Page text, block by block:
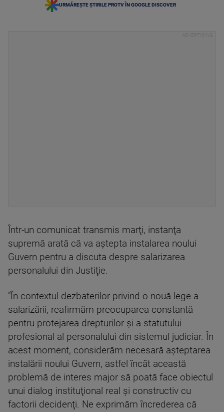
URMĂREȘTE ȘTIRILE PROTV ÎN GOOGLE DISCOVER
Într-un comunicat transmis marţi, instanţa
supremă arată că va aştepta instalarea noului
Guvern pentru a discuta despre salarizarea
personalului din Justiţie.
"În contextul dezbaterilor privind o nouă lege a
salarizării, reafirmăm preocuparea constantă
pentru protejarea drepturilor şi a statutului
profesional al personalului din sistemul judiciar. În
acest moment, considerăm necesară aşteptarea
instalării noului Guvern, astfel încât această
problemă de interes major să poată face obiectul
unui dialog instituţional real şi constructiv cu
factorii decidenţi. Ne exprimăm încrederea că